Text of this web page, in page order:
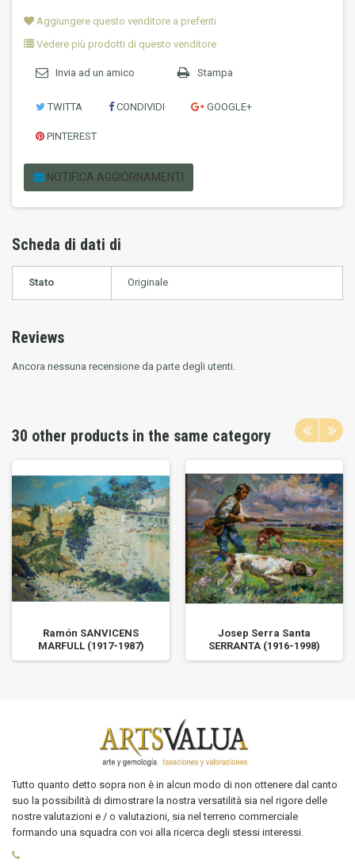
Aggiungere questo venditore a preferiti
Vedere più prodotti di questo venditore
Invia ad un amico Stampa
TWITTA CONDIVIDI GOOGLE+
PINTEREST
NOTIFICA AGGIORNAMENTI
Scheda di dati di
Stato Originale
Reviews
Ancora nessuna recensione da parte degli utenti.
30 other products in the same category
Ramón SANVICENS
MARFULL (1917-1987)
Josep Serra Santa
SERRANTA (1916-1998)
Tutto quanto detto sopra non è in alcun modo di non ottenere dal canto
suo la possibilità di dimostrare la nostra versatilità sia nel rigore delle
nostre valutazioni e / o valutazioni, sia nel terreno commerciale
formando una squadra con voi alla ricerca degli stessi interessi.